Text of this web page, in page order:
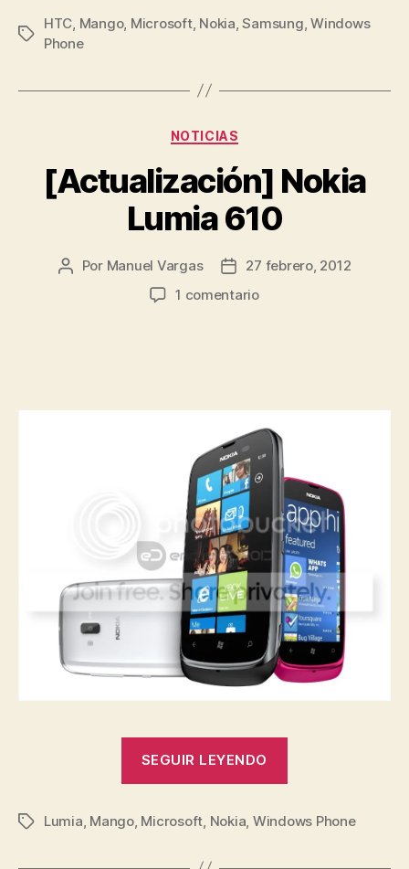
Etiquetas
HTC Mango, Microsoft, Nokia ,Samsung ,Windows
Phone
Categorías
NOTICIAS
[Actualización] Nokia
Lumia 610
Autor
Por Manuel Vargas
Fecha
de
27 febrero, 2012
1 comentarioen
SEGUIR LEYENDO
610»
Etiquetas
Lumia Mango, Microsoft Nokia Windows Phone